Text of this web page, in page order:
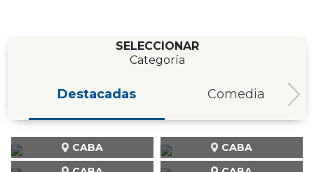
SELECCIONAR
Categoría
Destacadas Comedia
CABA
CABA